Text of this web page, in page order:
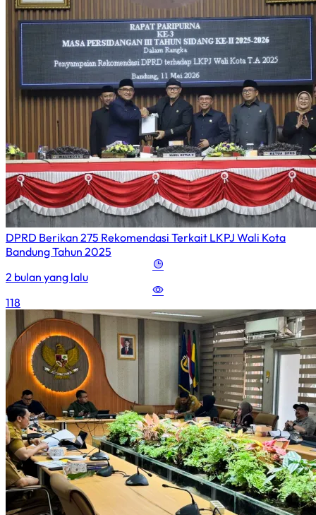
DPRD Berikan 275 Rekomendasi Terkait LKPJ Wali Kota
Bandung Tahun 2025
2 bulan yang lalu
118